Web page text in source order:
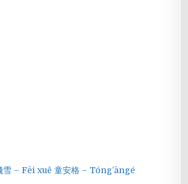
– Fēi xuě 童安格 – Tóng’āngé